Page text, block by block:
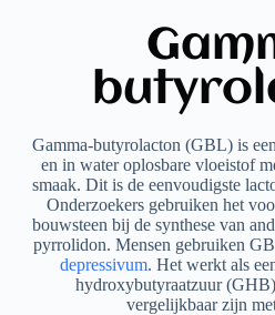
Gamma-butyrolacton (GBL) is
en in water oplosbare vloeistof
smaak. Dit is de eenvoudigste
Onderzoekers gebruiken het
bouwsteen bij de synthese van
pyrrolidon. Mensen gebruiken
depressivum. Het werkt als
hydroxybutyraatzuur
vergelijkbaar zijn